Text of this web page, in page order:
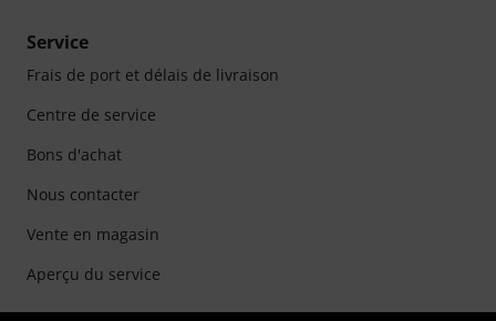
Service
Frais de port et délais de livraison
Centre de service
Bons d'achat
Nous contacter
Vente en magasin
Aperçu du service